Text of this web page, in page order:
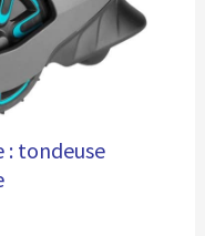
: tondeuse